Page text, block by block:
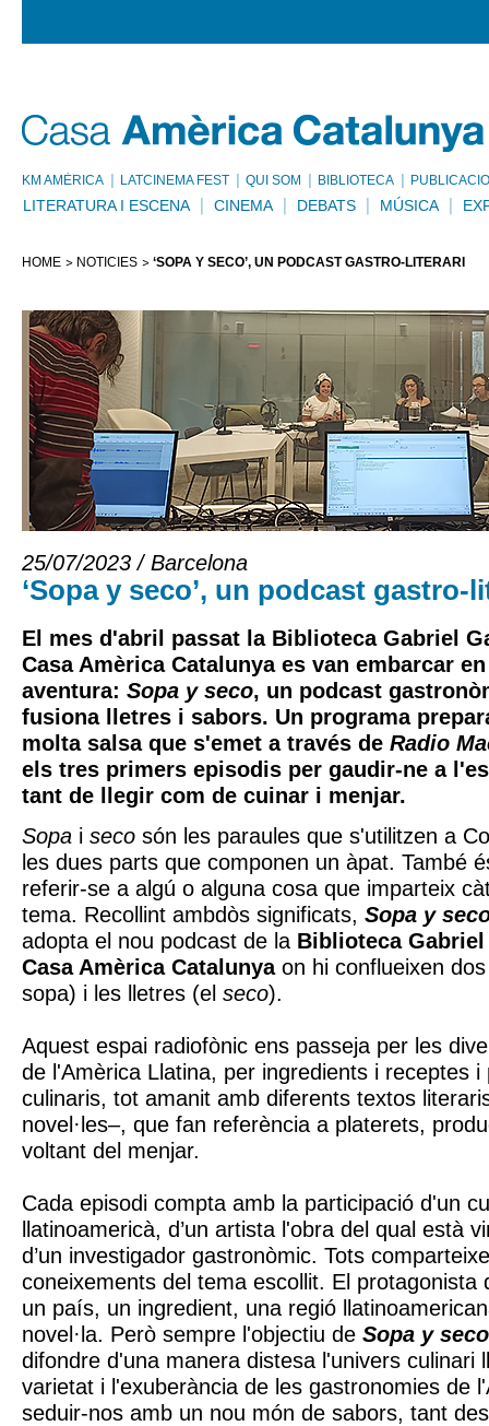
KM AMÈRICA LATCINEMA FEST QUI SOM BIBLIOTECA
LITERATURA I ESCENA CINEMA DEBATS MÚSICA
HOME NOTÍCIES ‘SOPA Y SECO’, UN PODCAST GASTRO-LITERARI
25/07/2023 / Barcelona
‘Sopa y seco’, un podcast gastro-
El mes d'abril passat la Biblioteca Gabriel
Casa Amèrica Catalunya es van embarcar
aventura: Sopa y seco, un podcast
fusiona lletres i sabors. Un programa
molta salsa que s'emet a través de Radio
els tres primers episodis per gaudir-ne a
tant de llegir com de cuinar i menjar.
Sopa i seco són les paraules que s'utilitzen a
les dues parts que componen un àpat. També
referir-se a algú o alguna cosa que imparteix
tema. Recollint ambdòs significats, Sopa y
adopta el nou podcast de la Biblioteca
Casa Amèrica Catalunyaon hi conflueixen
sopa) i les lletres (el seco).
Aquest espai radiofònic ens passeja per les
de l'Amèrica Llatina, per ingredients i receptes i
culinaris, tot amanit amb diferents textos
novel·les–, que fan referència a platerets,
voltant del menjar.
Cada episodi compta amb la participació d'un
llatinoamericà, d’un artista l'obra del qual està
d’un investigador gastronòmic. Tots
coneixements del tema escollit. El protagonista
un país, un ingredient, una regió
novel·la. Però sempre l'objectiu de Sopa y seco
difondre d'una manera distesa l'univers culinari
varietat i l'exuberància de les gastronomies de
seduir-nos amb un nou món de sabors, tant